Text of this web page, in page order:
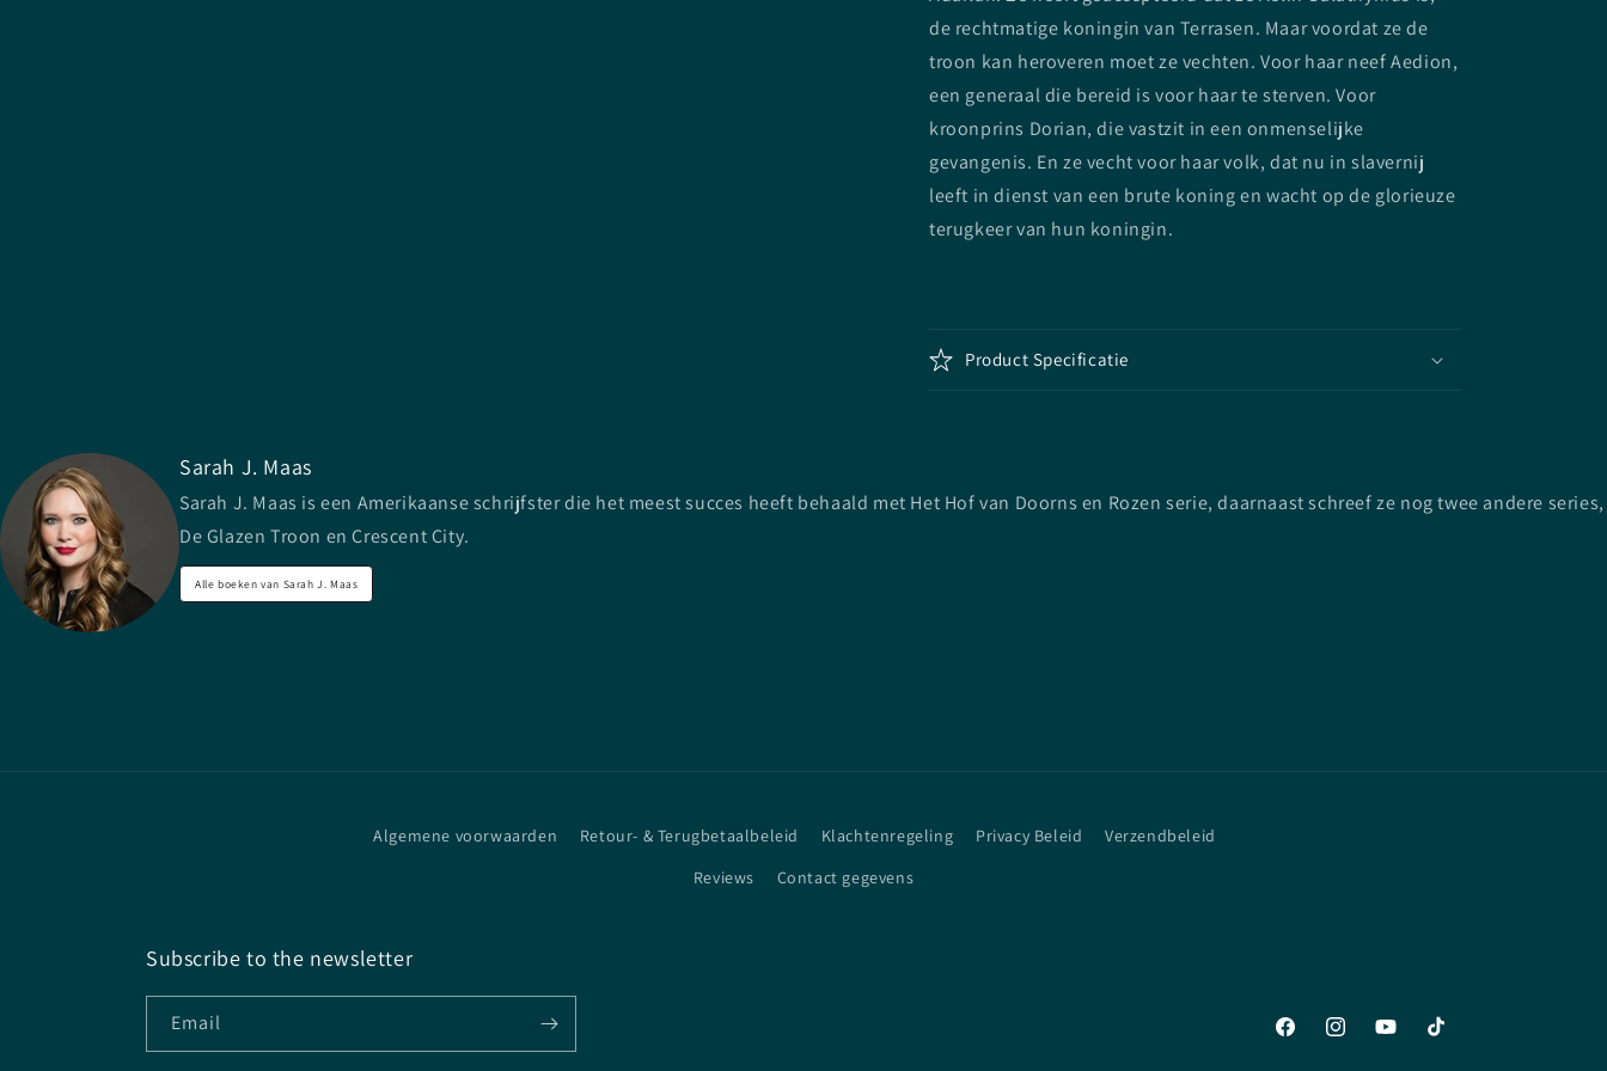
de rechtmatige koningin van Terrasen. Maar voordat ze de
troon kan heroveren moet ze vechten. Voor haar neef Aedion,
een generaal die bereid is voor haar te sterven. Voor
kroonprins Dorian, die vastzit in een onmenselijke
gevangenis. En ze vecht voor haar volk, dat nu in slavernij
leeft in dienst van een brute koning en wacht op de glorieuze
terugkeer van hun koningin.
Product Specificatie
Sarah J. Maas
Sarah J. Maas is een Amerikaanse schrijfster die het meest succes heeft behaald met Het Hof van Doorns en Rozen serie, daarnaast schreef ze nog twee andere series,
De Glazen Troon en Crescent City.
Alle boeken van Sarah J. Maas
Algemene voorwaarden Retour- & Terugbetaalbeleid Klachtenregeling Privacy Beleid
Verzendbeleid
Reviews
Contact gegevens
Subscribe to the newsletter
Email
FacebookInstagramYouTubeTikTok